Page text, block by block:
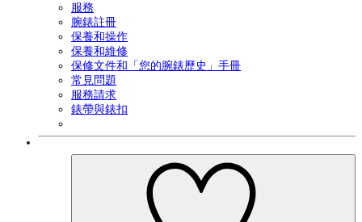
服務
腕錶註冊
保養和操作
保養和維修
保修文件和「您的腕錶歷史」手冊
常見問題
服務請求
錶帶與錶扣